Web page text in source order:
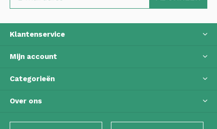
Klantenservice
Mijn account
Categorieën
Over ons